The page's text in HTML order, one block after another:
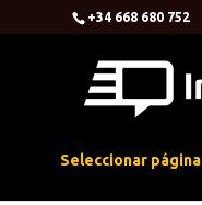
+34 668 680 752
Seleccionar página